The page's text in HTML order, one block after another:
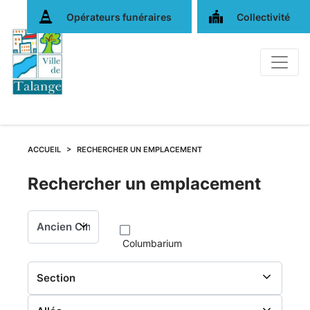
Opérateurs funéraires Collectivité
ACCUEIL RECHERCHER UN EMPLACEMENT
Rechercher
un
emplacement
au
Rechercher un emplacement
Columbarium